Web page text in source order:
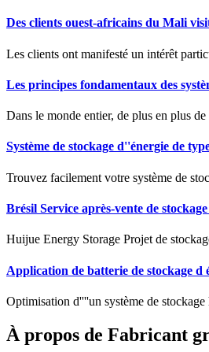
Des clients ouest-africains du Mali
Les clients ont manifesté un intérêt
Les principes fondamentaux des
Dans le monde entier, de plus en plus
Système de stockage d''énergie de
Trouvez facilement votre système de
Brésil Service après-vente de
Huijue Energy Storage Projet de
Application de batterie de stockage d
Optimisation d''''un système de
À propos de Fabricant